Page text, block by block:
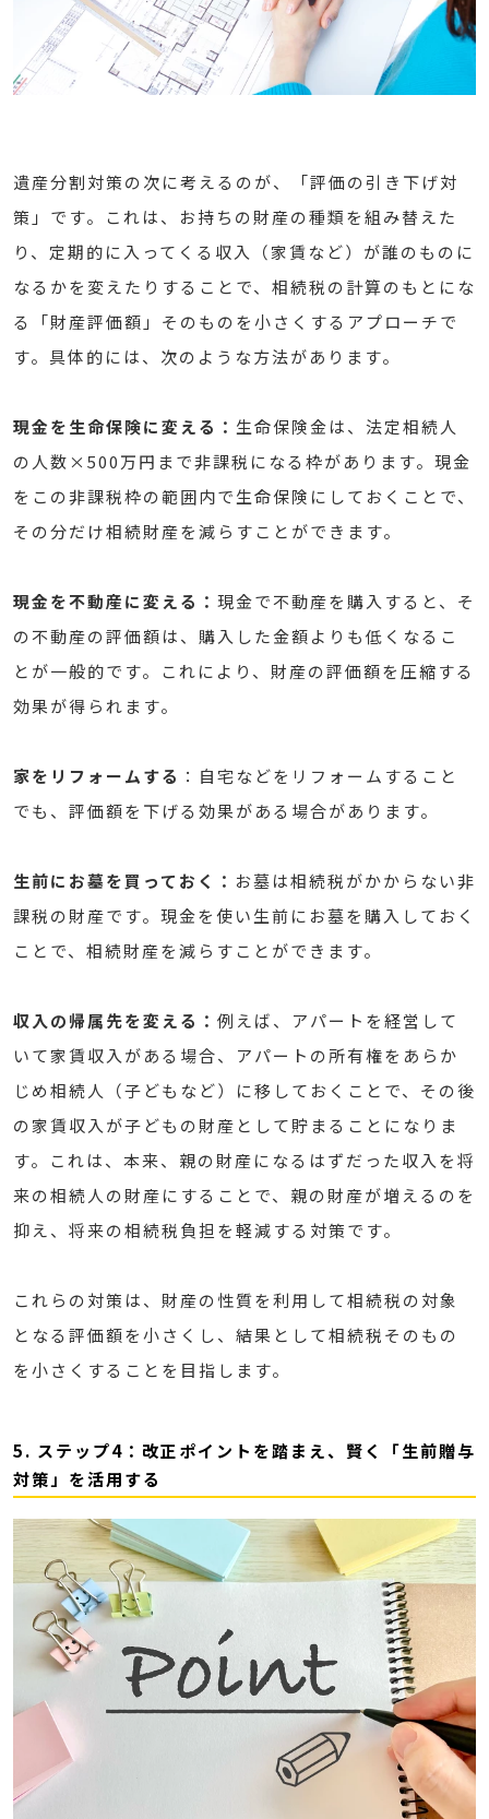
遺産分割対策の次に考えるのが、「評価の引き下げ対
策」です。これは、お持ちの財産の種類を組み替えた
り、定期的に入ってくる収入（家賃など）が誰のものに
なるかを変えたりすることで、相続税の計算のもとにな
る「財産評価額」そのものを小さくするアプローチで
す。具体的には、次のような方法があります。
現金を生命保険に変える： 生命保険金は、法定相続人
の人数×500万円まで非課税になる枠があります。現金
をこの非課税枠の範囲内で生命保険にしておくことで、
その分だけ相続財産を減らすことができます。
現金を不動産に変える： 現金で不動産を購入すると、そ
の不動産の評価額は、購入した金額よりも低くなるこ
とが一般的です。これにより、財産の評価額を圧縮する
効果が得られます。
家をリフォームする ：自宅などをリフォームすること
でも、評価額を下げる効果がある場合があります。
生前にお墓を買っておく： お墓は相続税がかからない非
課税の財産です。現金を使い生前にお墓を購入しておく
ことで、相続財産を減らすことができます。
収入の帰属先を変える： 例えば、アパートを経営して
いて家賃収入がある場合、アパートの所有権をあらか
じめ相続人（子どもなど）に移しておくことで、その後
の家賃収入が子どもの財産として貯まることになりま
す。これは、本来、親の財産になるはずだった収入を将
来の相続人の財産にすることで、親の財産が増えるのを
抑え、将来の相続税負担を軽減する対策です。
これらの対策は、財産の性質を利用して相続税の対象
となる評価額を小さくし、結果として相続税そのもの
を小さくすることを目指します。
5. ステップ4：改正ポイントを踏まえ、賢く「生前贈与
対策」を活用する